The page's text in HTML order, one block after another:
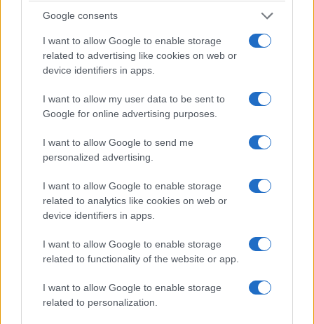
Google consents
I want to allow Google to enable storage
related to advertising like cookies on web or
device identifiers in apps.
I want to allow my user data to be sent to
Google for online advertising purposes.
I want to allow Google to send me
personalized advertising.
I want to allow Google to enable storage
related to analytics like cookies on web or
device identifiers in apps.
I want to allow Google to enable storage
related to functionality of the website or app.
I want to allow Google to enable storage
related to personalization.
φοροελαφρύνσεις
5/08/2026 - 7:49μμ
ΕΛΛΑΔΑ
Χαλκιδική: Σε εξέλιξη οι εργαστηριακοί έλεγχοι
5/08/2026 - 5:44μμ